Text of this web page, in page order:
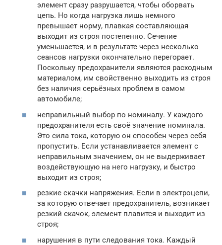
элемент сразу разрушается, чтобы оборвать
цепь. Но когда нагрузка лишь немного
превышает норму, плавкая составляющая
выходит из строя постепенно. Сечение
уменьшается, и в результате через несколько
сеансов нагрузки окончательно перегорает.
Поскольку предохранители являются расходным
материалом, им свойственно выходить из строя
без наличия серьёзных проблем в самом
автомобиле;
неправильный выбор по номиналу. У каждого
предохранителя есть своё значение номинала.
Это сила тока, которую он способен через себя
пропустить. Если устанавливается элемент с
неправильным значением, он не выдерживает
воздействующую на него нагрузку, и быстро
выходит из строя;
резкие скачки напряжения. Если в электроцепи,
за которую отвечает предохранитель, возникает
резкий скачок, элемент плавится и выходит из
строя;
нарушения в пути следования тока. Каждый